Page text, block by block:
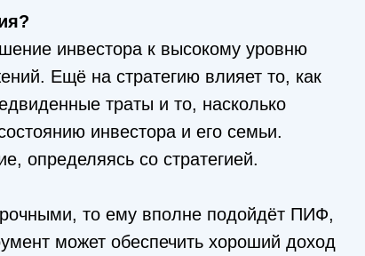
инвестора к высокому уровню
Ещё на стратегию влияет то, как
траты и то, насколько
инвестора и его семьи.
определяясь со стратегией.
то ему вполне подойдёт ПИФ,
может обеспечить хороший доход